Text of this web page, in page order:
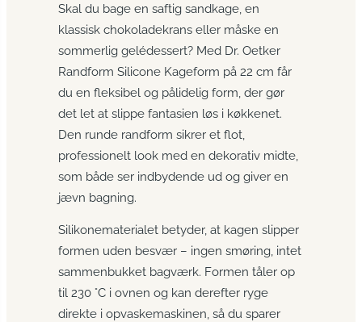
Skal du bage en saftig sandkage, en
klassisk chokoladekrans eller måske en
sommerlig gelédessert? Med Dr. Oetker
Randform Silicone Kageform på 22 cm får
du en fleksibel og pålidelig form, der gør
det let at slippe fantasien løs i køkkenet.
Den runde randform sikrer et flot,
professionelt look med en dekorativ midte,
som både ser indbydende ud og giver en
jævn bagning.
Silikonematerialet betyder, at kagen slipper
formen uden besvær – ingen smøring, intet
sammenbukket bagværk. Formen tåler op
til 230 °C i ovnen og kan derefter ryge
direkte i opvaskemaskinen, så du sparer